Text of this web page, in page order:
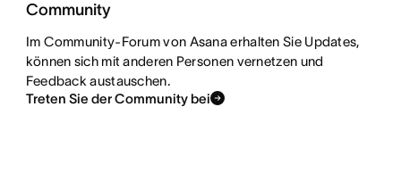
Community
Im Community-Forum von Asana erhalten Sie Updates,
können sich mit anderen Personen vernetzen und
Feedback austauschen.
Treten Sie der Community bei